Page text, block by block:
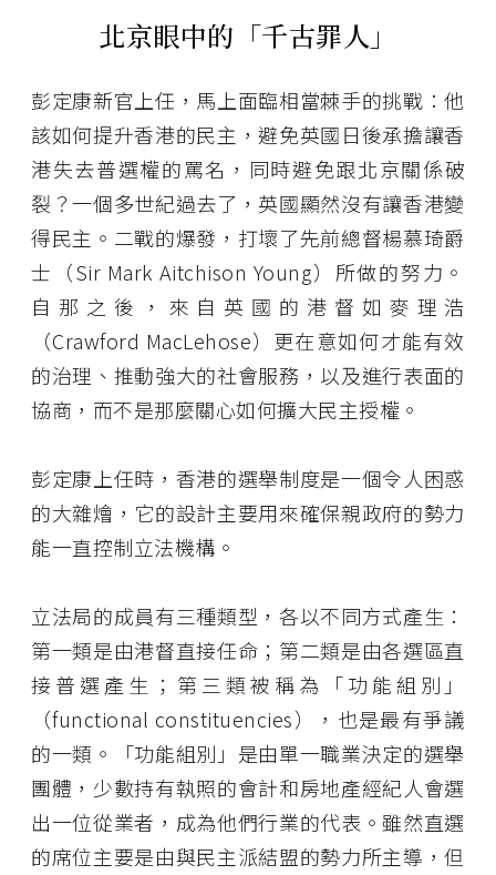
北京眼中的「千古罪人」
彭定康新官上任，馬上面臨相當棘手的挑戰：他
該如何提升香港的民主，避免英國日後承擔讓香
港失去普選權的罵名，同時避免跟北京關係破
裂？一個多世紀過去了，英國顯然沒有讓香港變
得民主。二戰的爆發，打壞了先前總督楊慕琦爵
士（Sir Mark Aitchison Young）所做的努力。
自那之後，來自英國的港督如麥理浩
（Crawford MacLehose）更在意如何才能有效
的治理、推動強大的社會服務，以及進行表面的
協商，而不是那麼關心如何擴大民主授權。
彭定康上任時，香港的選舉制度是一個令人困惑
的大雜燴，它的設計主要用來確保親政府的勢力
能一直控制立法機構。
立法局的成員有三種類型，各以不同方式產生：
第一類是由港督直接任命；第二類是由各選區直
接普選產生；第三類被稱為「功能組別」
（functional constituencies），也是最有爭議
的一類。「功能組別」是由單一職業決定的選舉
團體，少數持有執照的會計和房地產經紀人會選
出一位從業者，成為他們行業的代表。雖然直選
的席位主要是由與民主派結盟的勢力所主導，但